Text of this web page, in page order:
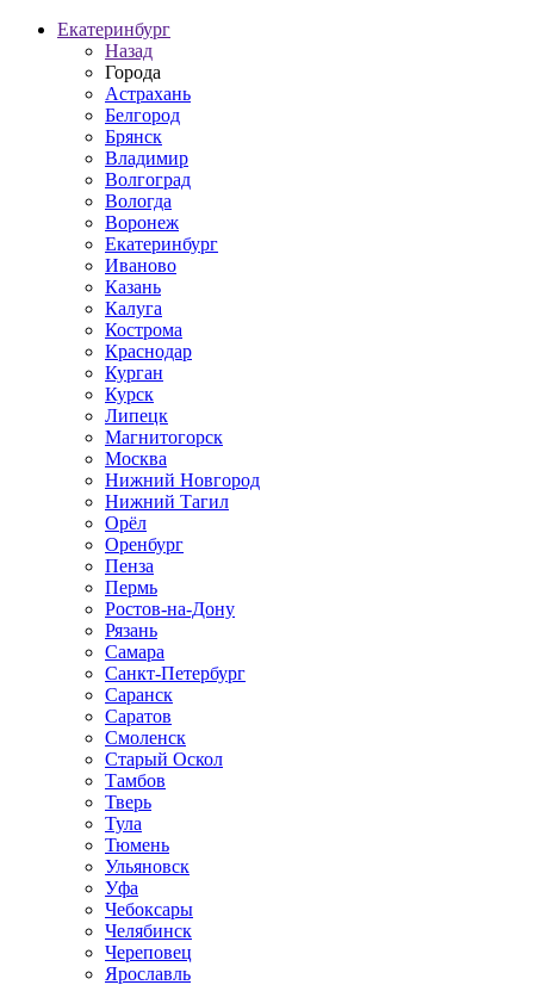
Екатеринбург
Назад
Города
Астрахань
Белгород
Брянск
Владимир
Волгоград
Вологда
Воронеж
Екатеринбург
Иваново
Казань
Калуга
Кострома
Краснодар
Курган
Курск
Липецк
Магнитогорск
Москва
Нижний Новгород
Нижний Тагил
Орёл
Оренбург
Пенза
Пермь
Ростов‑на‑Дону
Рязань
Самара
Санкт‑Петербург
Саранск
Саратов
Смоленск
Старый Оскол
Тамбов
Тверь
Тула
Тюмень
Ульяновск
Уфа
Чебоксары
Челябинск
Череповец
Ярославль